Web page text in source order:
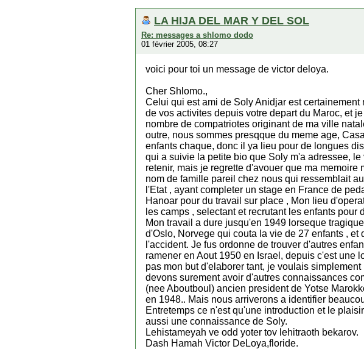
LA HIJA DEL MAR Y DEL SOL
Re: messages a shlomo dodo
01 février 2005, 08:27
voici pour toi un message de victor deloya.
Cher Shlomo.,
Celui qui est ami de Soly Anidjar est
de vos activites depuis votre depart du Maroc, et
nombre de compatriotes originant de ma ville
outre, nous sommes presqque du meme age,
enfants chaque, donc il ya lieu pour de longues
qui a suivie la petite bio que Soly m'a adressee,
retenir, mais je regrette d'avouer que ma
nom de famille pareil chez nous qui ressemblait
l'Etat , ayant completer un stage en France de
Hanoar pour du travail sur place , Mon lieu
les camps , selectant et recrutant les enfants
Mon travail a dure jusqu'en 1949 lorseque
d'Oslo, Norvege qui couta la vie de 27 enfants ,
l'accident. Je fus ordonne de trouver d'autres
ramener en Aout 1950 en Israel, depuis c'est une
pas mon but d'elaborer tant, je voulais
devons surement avoir d'autres connaissances
(nee Aboutboul) ancien president de Yotse
en 1948.. Mais nous arriverons a identifier
Entretemps ce n'est qu'une introduction et le
aussi une connaissance de Soly.
Lehistameyah ve odd yoter tov lehitraoth bekarov.
Dash Hamah Victor DeLoya,floride.